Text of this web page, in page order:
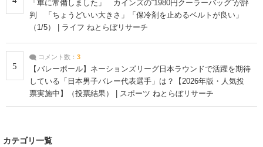
「車に常備しました」 カインズの“1980円クーラーバッグ”が評
判 「ちょうどいい大きさ」「保冷剤を止めるベルトが良い」
（1/5） | ライフ ねとらぼリサーチ
5
コメント数： 3
【バレーボール】ネーションズリーグ日本ラウンドで活躍を期待
している「日本男子バレー代表選手」は？【2026年版・人気投
票実施中】（投票結果） | スポーツ ねとらぼリサーチ
カテゴリ一覧